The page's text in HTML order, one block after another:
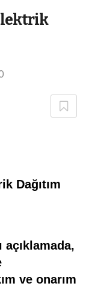
Dağıtım
açıklamada,
ve onarım